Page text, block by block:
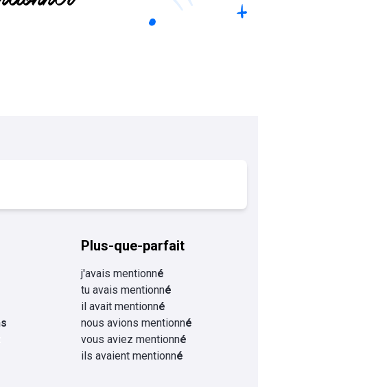
Plus-que-parfait
j'avais mentionné
tu avais mentionné
il avait mentionné
nous avions mentionné
vous aviez mentionné
ils avaient mentionné